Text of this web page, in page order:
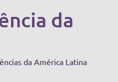
ferramentas
da
da América Latina